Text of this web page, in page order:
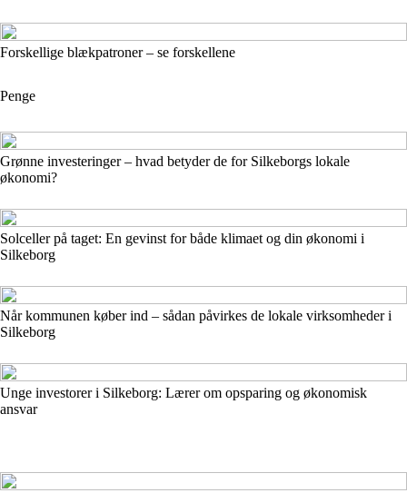
Forskellige blækpatroner – se forskellene
Penge
Grønne investeringer – hvad betyder de for Silkeborgs lokale
økonomi?
Solceller på taget: En gevinst for både klimaet og din økonomi i
Silkeborg
Når kommunen køber ind – sådan påvirkes de lokale virksomheder i
Silkeborg
Unge investorer i Silkeborg: Lærer om opsparing og økonomisk
ansvar